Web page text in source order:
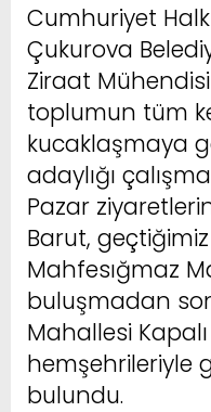
Cumhuriyet
Çukurova
Ziraat
toplumun tüm
kucaklaşmaya
adaylığı
Pazar
Barut,
Mahfesığmaz
buluşmadan
Mahallesi
hemşehrileriyle
bulundu.